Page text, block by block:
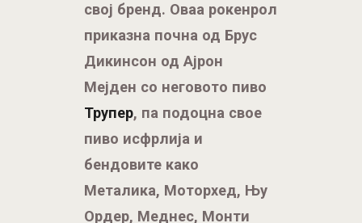
Трупер, па подоцна свое
пиво исфрлија и
бендовите како
Металика, Моторхед, Њу
Ордер, Меднес, Монти
Пајтон итн итн. Колку што
те познавам и ти се
заинтересира за
домашното пиварство.